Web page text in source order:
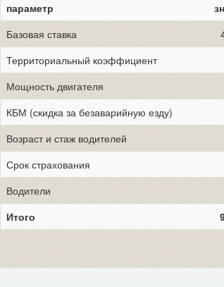
параметр
Базовая ставка
Территориальный коэффициент
Мощность двигателя
КБМ (скидка за безаварийную езду)
Возраст и стаж водителей
Срок страхования
Водители
Итого